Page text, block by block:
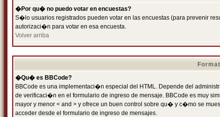
�Por qu� no puedo votar en encuestas?
S�lo usuarios registrados pueden votar en las encuestas (para prevenir
autorizaci�n para votar en esa encuesta.
Volver arriba
�Qu� es BBCode?
BBCode es una implementaci�n especial del HTML. Depende del
de verificaci�n en el formulario de ingreso de mensaje. BBCode es muy
mayor y menor < and > y ofrece un buen control sobre qu� y c�mo se
acceder desde el formulario de ingreso de mensajes.